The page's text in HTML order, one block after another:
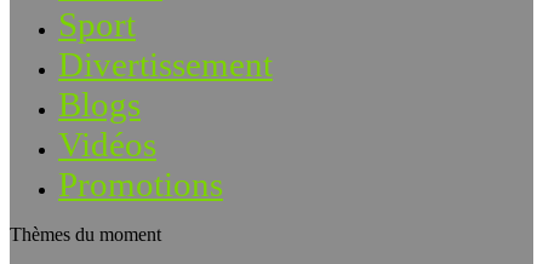
Sport
Divertissement
Blogs
Vidéos
Promotions
Thèmes du moment